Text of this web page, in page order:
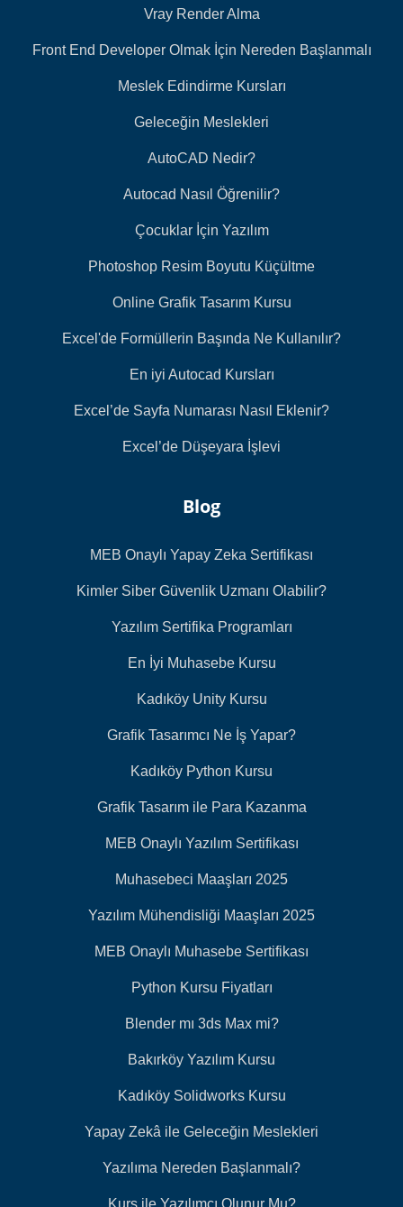
Vray Render Alma
Front End Developer Olmak İçin Nereden Başlanmalı
Meslek Edindirme Kursları
Geleceğin Meslekleri
AutoCAD Nedir?
Autocad Nasıl Öğrenilir?
Çocuklar İçin Yazılım
Photoshop Resim Boyutu Küçültme
Online Grafik Tasarım Kursu
Excel'de Formüllerin Başında Ne Kullanılır?
En iyi Autocad Kursları
Excel’de Sayfa Numarası Nasıl Eklenir?
Excel’de Düşeyara İşlevi
Blog
MEB Onaylı Yapay Zeka Sertifikası
Kimler Siber Güvenlik Uzmanı Olabilir?
Yazılım Sertifika Programları
En İyi Muhasebe Kursu
Kadıköy Unity Kursu
Grafik Tasarımcı Ne İş Yapar?
Kadıköy Python Kursu
Grafik Tasarım ile Para Kazanma
MEB Onaylı Yazılım Sertifikası
Muhasebeci Maaşları 2025
Yazılım Mühendisliği Maaşları 2025
MEB Onaylı Muhasebe Sertifikası
Python Kursu Fiyatları
Blender mı 3ds Max mi?
Bakırköy Yazılım Kursu
Kadıköy Solidworks Kursu
Yapay Zekâ ile Geleceğin Meslekleri
Yazılıma Nereden Başlanmalı?
Kurs ile Yazılımcı Olunur Mu?